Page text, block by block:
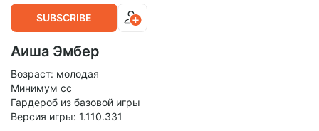
SUBSCRIBE
Аиша Эмбер
Возраст: молодая
Минимум сс
Гардероб из базовой игры
Версия игры: 1.110.331